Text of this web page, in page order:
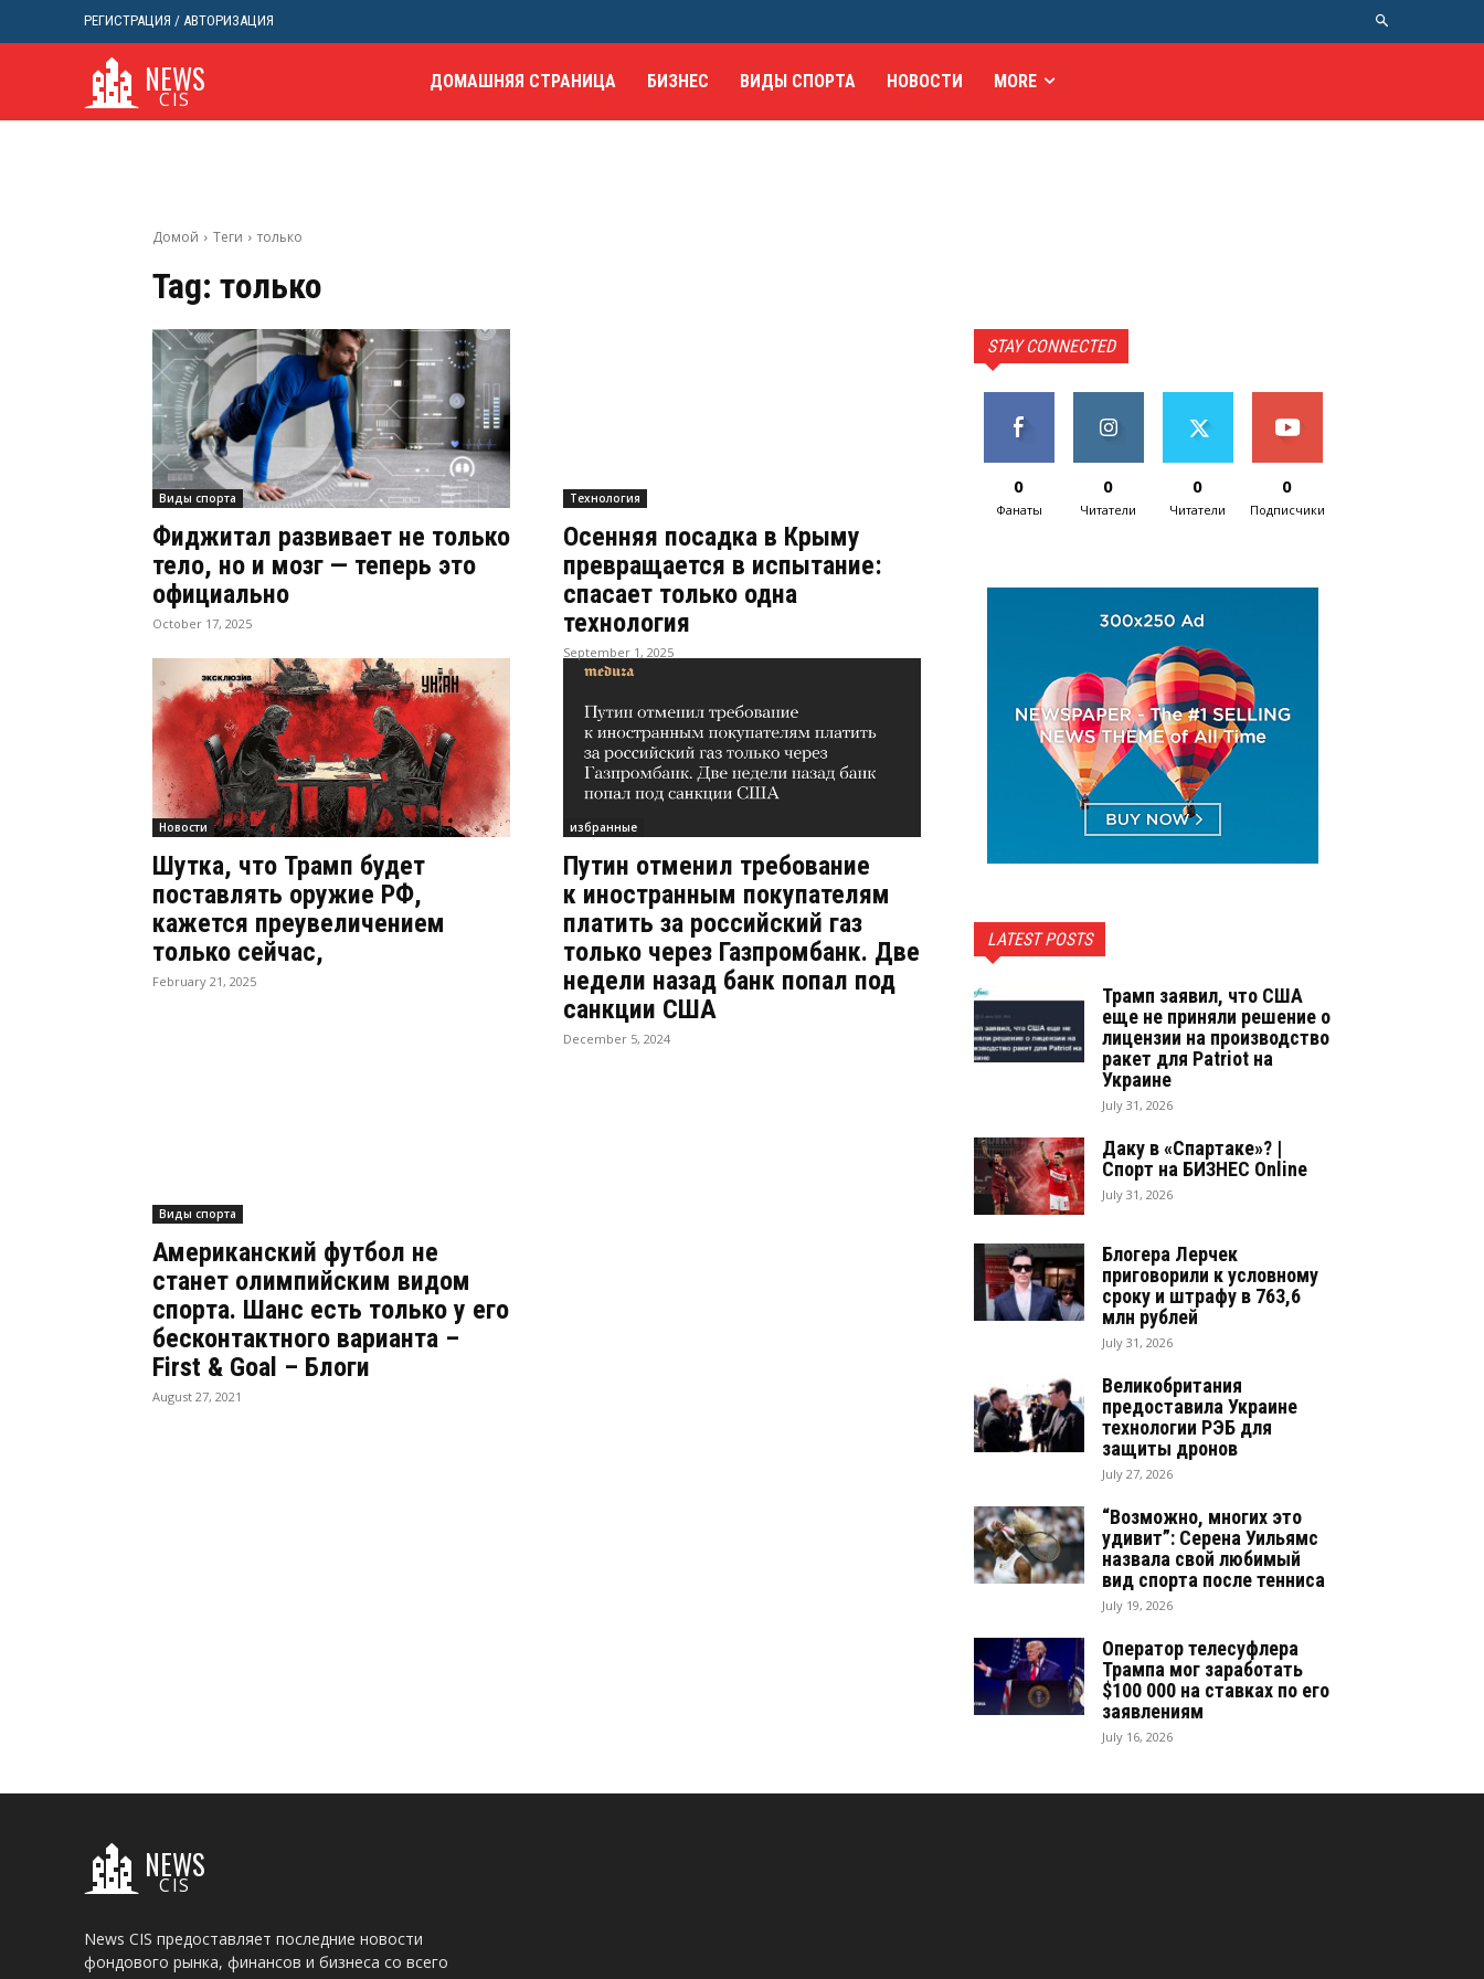
РЕГИСТРАЦИЯ / АВТОРИЗАЦИЯ
NEWS
CIS
ДОМАШНЯЯ СТРАНИЦА БИЗНЕС ВИДЫ СПОРТА НОВОСТИ MORE
Домой Теги только
Tag: только
Виды спорта
Фиджитал развивает не только
тело, но и мозг — теперь это
официально
October 17, 2025
Технология
Осенняя посадка в Крыму
превращается в испытание:
спасает только одна
технология
September 1, 2025
Новости
Шутка, что Трамп будет
поставлять оружие РФ,
кажется преувеличением
только сейчас,
February 21, 2025
избранные
Путин отменил требование
к иностранным покупателям
платить за российский газ
только через Газпромбанк. Две
недели назад банк попал под
санкции США
December 5, 2024
Виды спорта
Американский футбол не
станет олимпийским видом
спорта. Шанс есть только у его
бесконтактного варианта –
First & Goal – Блоги
August 27, 2021
STAY CONNECTED
0
Фанаты
0
Читатели
0
Читатели
0
Подписчики
LATEST POSTS
Трамп заявил, что США
еще не приняли решение о
лицензии на производство
ракет для Patriot на
Украине
July 31, 2026
Даку в «Спартаке»? |
Спорт на БИЗНЕС Online
July 31, 2026
Блогера Лерчек
приговорили к условному
сроку и штрафу в 763,6
млн рублей
July 31, 2026
Великобритания
предоставила Украине
технологии РЭБ для
защиты дронов
July 27, 2026
“Возможно, многих это
удивит”: Серена Уильямс
назвала свой любимый
вид спорта после тенниса
July 19, 2026
Оператор телесуфлера
Трампа мог заработать
$100 000 на ставках по его
заявлениям
July 16, 2026
NEWS
CIS
News CIS предоставляет последние новости
фондового рынка, финансов и бизнеса со всего